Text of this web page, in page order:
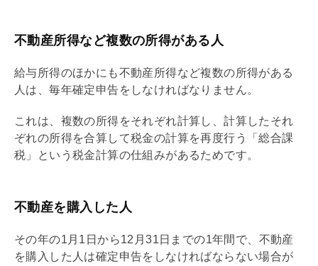
不動産所得など複数の所得がある人
給与所得のほかにも不動産所得など複数の所得がある
人は、毎年確定申告をしなければなりません。
これは、複数の所得をそれぞれ計算し、計算したそれ
ぞれの所得を合算して税金の計算を再度行う「総合課
税」という税金計算の仕組みがあるためです。
不動産を購入した人
その年の1月1日から12月31日までの1年間で、不動産
を購入した人は確定申告をしなければならない場合が